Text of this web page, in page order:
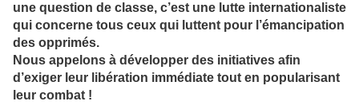
une question de classe, c’est une lutte internationaliste
qui concerne tous ceux qui luttent pour l’émancipation
des opprimés.
Nous appelons à développer des initiatives afin
d’exiger leur libération immédiate tout en popularisant
leur combat !